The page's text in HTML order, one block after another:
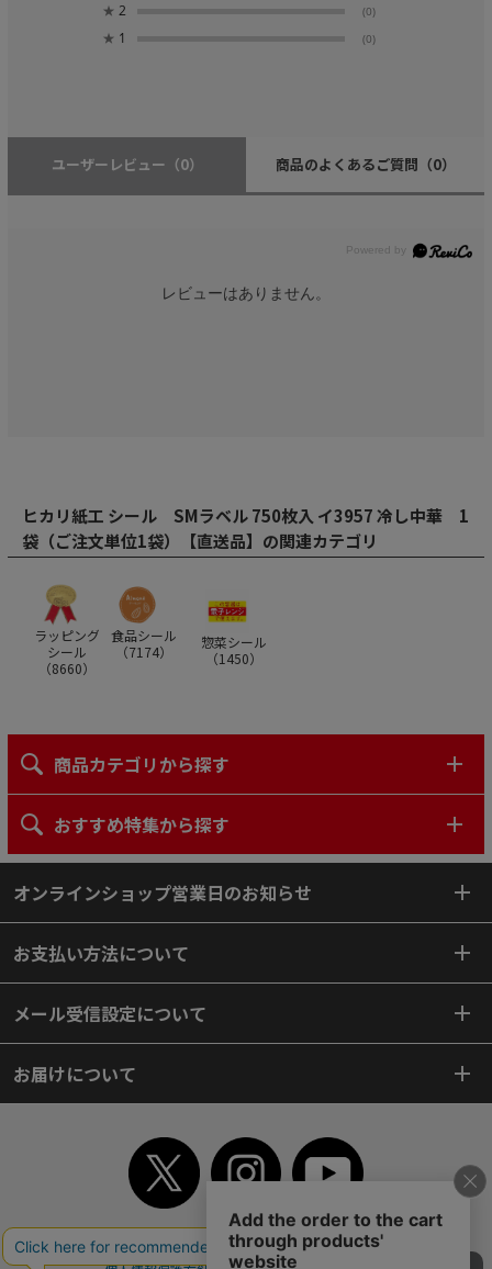
★ 2 (0)
★ 1 (0)
ユーザーレビュー （0） 商品のよくあるご質問 （0）
レビューはありません。
ヒカリ紙工 シール SMラベル 750枚入 イ3957 冷し中華 1
袋（ご注文単位1袋）【直送品】の関連カテゴリ
ラッピング
シール
（8660）
食品シール
（7174）
惣菜シール
（1450）
商品カテゴリから探す
おすすめ特集から探す
オンラインショップ営業日のお知らせ
お支払い方法について
メール受信設定について
お届けについて
TOP 初めてご利用のお客様へ ご利用案内
ご利用規約